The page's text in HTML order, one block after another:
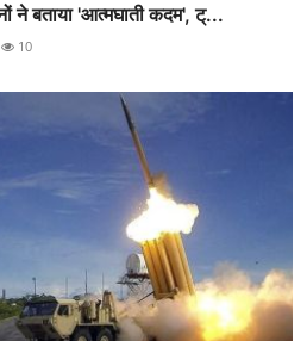
ने बताया 'आत्मघाती कदम', ट्...
10